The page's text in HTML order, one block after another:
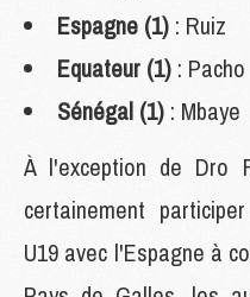
Espagne (1) : Ruiz
Equateur (1) : Pacho
Sénégal (1) : Mbaye
À l'exception de Dro
certainement
U19 avec l'Espagne à